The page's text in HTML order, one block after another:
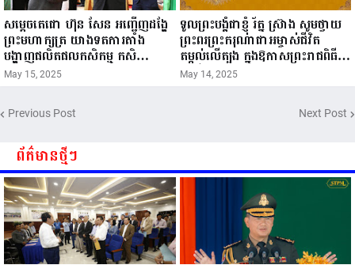
សម្តេចតេជោ ហ៊ុន សែន អញ្ជើញដង្ហែ
ព្រះមហាក្សត្រ យាងទតការតាំង
បង្ហាញផលិតផលកសិកម្ម កសិ
ឧស្សាហកម្ម និងសិប្បកម្ម ក្នុងព្រះរាជ
May 15, 2025
ទូលព្រះបង្គំជាខ្ញុំ រ័ត្ន ស្រ៊ាង សូមថ្វាយ
ព្រះពរព្រះករុណាជាអម្ចាស់ជីវិត
តម្កល់លើត្បូង ក្នុងឱកាសព្រះរាជពិធី
ចម្រើនព្រះជន្ម គម្រប់ខួប៧២ យាងចូល
May 14, 2025
Previous Post Next Post
ព័ត៌មានថ្មីៗ